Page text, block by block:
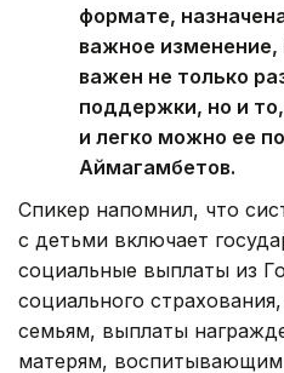
формате,
важное
важен не только
поддержки, но и
и легко можно ее
Аймагамбетов.
Спикер напомнил, что
с детьми включает
социальные выплаты из
социального
семьям, выплаты
матерям,